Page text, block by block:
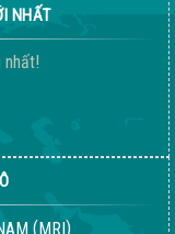
NHẤT
nhất!
(MRI)